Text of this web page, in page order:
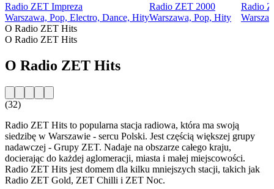
Radio ZET Impreza
Warszawa, Pop, Electro, Dance, Hity
Radio ZET 2000
Warszawa, Pop, Hity
Radio
O Radio ZET Hits
O Radio ZET Hits
O Radio ZET Hits
(32)
Radio ZET Hits to popularna stacja radiowa, która ma swoją
siedzibę w Warszawie - sercu Polski. Jest częścią większej grupy
nadawczej - Grupy ZET. Nadaje na obszarze całego kraju,
docierając do każdej aglomeracji, miasta i małej miejscowości.
Radio ZET Hits jest domem dla kilku mniejszych stacji, takich jak
Radio ZET Gold, ZET Chilli i ZET Noc.